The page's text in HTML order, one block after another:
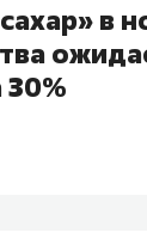
в
30%